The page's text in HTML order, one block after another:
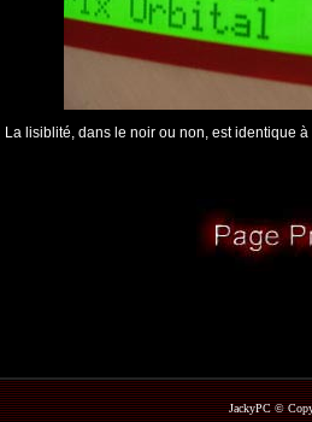
La lisiblité, dans le noir ou non, est identique
JackyPC ©